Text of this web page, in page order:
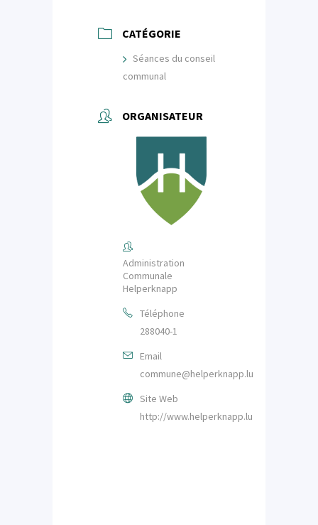
CATÉGORIE
Séances du conseil
communal
ORGANISATEUR
Administration
Communale
Helperknapp
Téléphone
288040-1
Email
commune@helperknapp.lu
Site Web
http://www.helperknapp.lu